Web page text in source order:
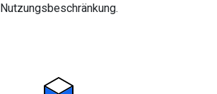
Nutzungsbeschränkung.